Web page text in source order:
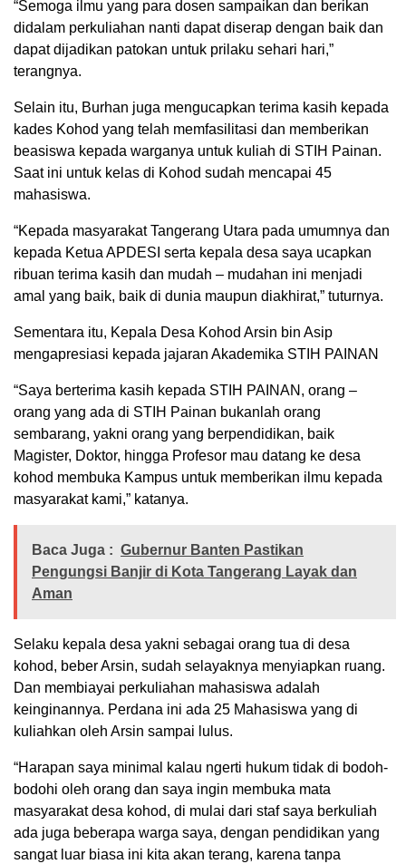
“Semoga ilmu yang para dosen sampaikan dan berikan
didalam perkuliahan nanti dapat diserap dengan baik dan
dapat dijadikan patokan untuk prilaku sehari hari,”
terangnya.
Selain itu, Burhan juga mengucapkan terima kasih kepada
kades Kohod yang telah memfasilitasi dan memberikan
beasiswa kepada warganya untuk kuliah di STIH Painan.
Saat ini untuk kelas di Kohod sudah mencapai 45
mahasiswa.
“Kepada masyarakat Tangerang Utara pada umumnya dan
kepada Ketua APDESI serta kepala desa saya ucapkan
ribuan terima kasih dan mudah – mudahan ini menjadi
amal yang baik, baik di dunia maupun diakhirat,” tuturnya.
Sementara itu, Kepala Desa Kohod Arsin bin Asip
mengapresiasi kepada jajaran Akademika STIH PAINAN
“Saya berterima kasih kepada STIH PAINAN, orang –
orang yang ada di STIH Painan bukanlah orang
sembarang, yakni orang yang berpendidikan, baik
Magister, Doktor, hingga Profesor mau datang ke desa
kohod membuka Kampus untuk memberikan ilmu kepada
masyarakat kami,” katanya.
Baca Juga : Gubernur Banten Pastikan
Pengungsi Banjir di Kota Tangerang Layak dan
Aman
Selaku kepala desa yakni sebagai orang tua di desa
kohod, beber Arsin, sudah selayaknya menyiapkan ruang.
Dan membiayai perkuliahan mahasiswa adalah
keinginannya. Perdana ini ada 25 Mahasiswa yang di
kuliahkan oleh Arsin sampai lulus.
“Harapan saya minimal kalau ngerti hukum tidak di bodoh-
bodohi oleh orang dan saya ingin membuka mata
masyarakat desa kohod, di mulai dari staf saya berkuliah
ada juga beberapa warga saya, dengan pendidikan yang
sangat luar biasa ini kita akan terang, karena tanpa